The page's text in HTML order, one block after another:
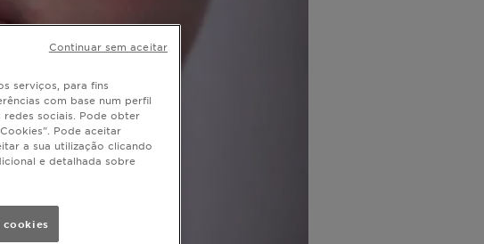
serviços, para fins
com base num perfil
sociais. Pode obter
Pode aceitar
a sua utilização clicando
e detalhada sobre
Continuar sem aceitar